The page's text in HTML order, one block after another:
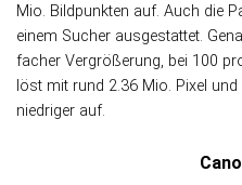
Mio. Bild­punk­ten auf. Auch die
einem Sucher aus­ge­stat­tet.
facher Ver­größe­rung, bei 100
löst mit rund 2.36 Mio. Pixel
nied­ri­ger auf.